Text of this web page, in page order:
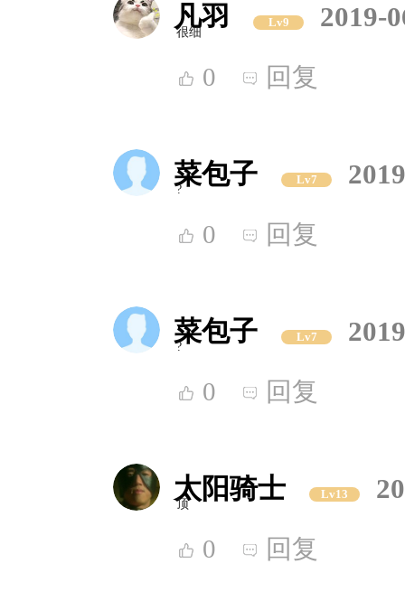
凡羽 Lv9 2019-
很细
0 回复
菜包子 Lv7
?
0 回复
菜包子 Lv7
?
0 回复
太阳骑士 Lv13
顶
0 回复